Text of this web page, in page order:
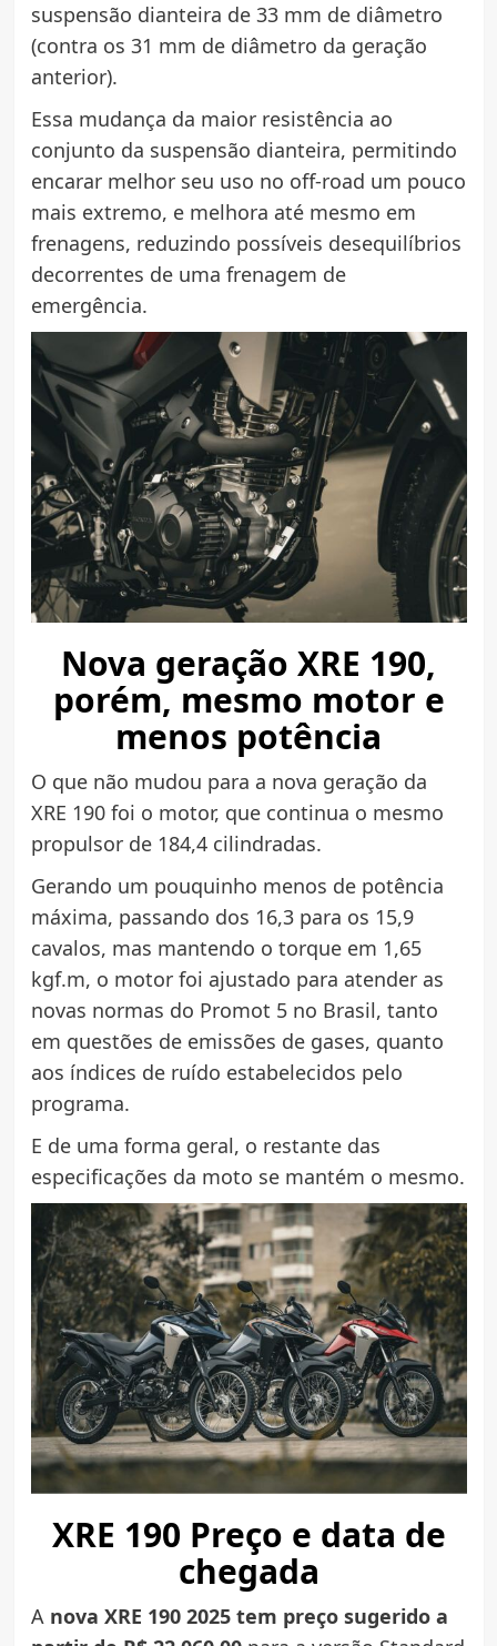
suspensão dianteira de 33 mm de diâmetro
(contra os 31 mm de diâmetro da geração
anterior).
Essa mudança da maior resistência ao
conjunto da suspensão dianteira, permitindo
encarar melhor seu uso no off-road um pouco
mais extremo, e melhora até mesmo em
frenagens, reduzindo possíveis desequilíbrios
decorrentes de uma frenagem de
emergência.
Nova geração XRE 190,
porém, mesmo motor e
menos potência
O que não mudou para a nova geração da
XRE 190 foi o motor, que continua o mesmo
propulsor de 184,4 cilindradas.
Gerando um pouquinho menos de potência
máxima, passando dos 16,3 para os 15,9
cavalos, mas mantendo o torque em 1,65
kgf.m, o motor foi ajustado para atender as
novas normas do Promot 5 no Brasil, tanto
em questões de emissões de gases, quanto
aos índices de ruído estabelecidos pelo
programa.
E de uma forma geral, o restante das
especificações da moto se mantém o mesmo.
XRE 190 Preço e data de
chegada
A nova XRE 190 2025 tem preço sugerido a